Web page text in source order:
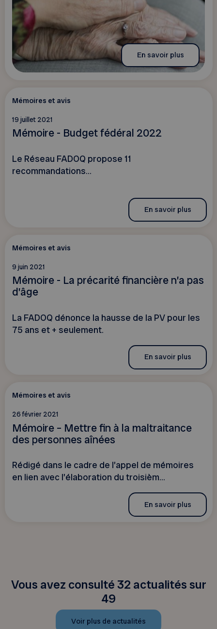
En savoir plus
Mémoires et avis
19 juillet 2021
Mémoire - Budget fédéral 2022
Le Réseau FADOQ propose 11
recommandations...
En savoir plus
Mémoires et avis
9 juin 2021
Mémoire - La précarité financière n’a pas
d’âge
La FADOQ dénonce la hausse de la PV pour les
75 ans et + seulement.
En savoir plus
Mémoires et avis
26 février 2021
Mémoire – Mettre fin à la maltraitance
des personnes aînées
Rédigé dans le cadre de l’appel de mémoires
en lien avec l’élaboration du troisièm...
En savoir plus
Vous avez consulté 32 actualités sur
49
Voir plus de actualités